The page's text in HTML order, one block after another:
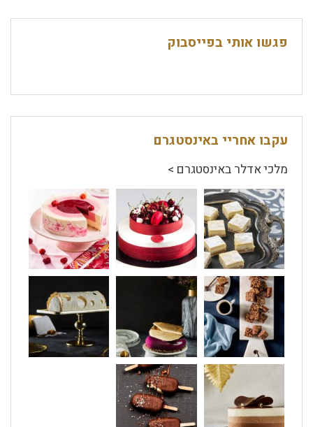
פגשו אותי בפייסבוק
עקבו אחריי באינסטגרם
מלכי אדלר באינסטגרם >